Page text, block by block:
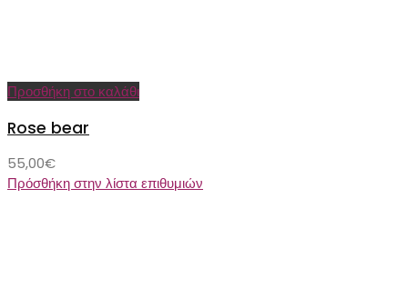
Προσθήκη στο καλάθι
Rose bear
55,00€
Πρόσθήκη στην λίστα επιθυμιών